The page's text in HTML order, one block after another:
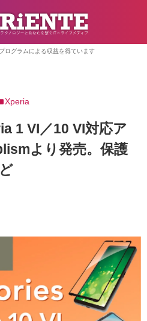
ログラムによる収益を得ています
Xperia
1 VI／10 VI対応ア
より発売。保護